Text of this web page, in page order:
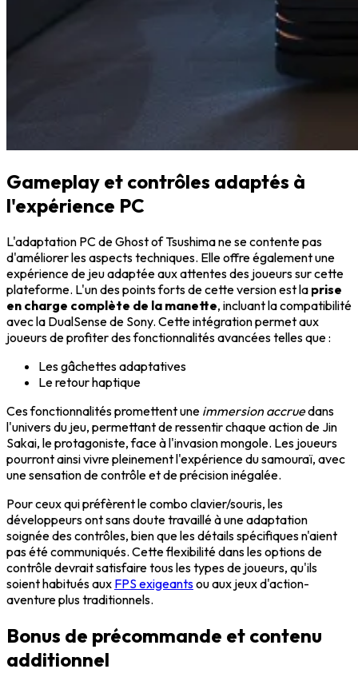
Gameplay et contrôles adaptés à
l'expérience PC
L'adaptation PC de Ghost of Tsushima ne se contente pas
d'améliorer les aspects techniques. Elle offre également une
expérience de jeu adaptée aux attentes des joueurs sur cette
plateforme. L'un des points forts de cette version est la prise
en charge complète de la manette, incluant la compatibilité
avec la DualSense de Sony. Cette intégration permet aux
joueurs de profiter des fonctionnalités avancées telles que :
Les gâchettes adaptatives
Le retour haptique
Ces fonctionnalités promettent une immersion accruedans
l'univers du jeu, permettant de ressentir chaque action de Jin
Sakai, le protagoniste, face à l'invasion mongole. Les joueurs
pourront ainsi vivre pleinement l'expérience du samouraï, avec
une sensation de contrôle et de précision inégalée.
Pour ceux qui préfèrent le combo clavier/souris, les
développeurs ont sans doute travaillé à une adaptation
soignée des contrôles, bien que les détails spécifiques n'aient
pas été communiqués. Cette flexibilité dans les options de
contrôle devrait satisfaire tous les types de joueurs, qu'ils
soient habitués aux FPS exigeantsou aux jeux d'action-
aventure plus traditionnels.
Bonus de précommande et contenu
additionnel